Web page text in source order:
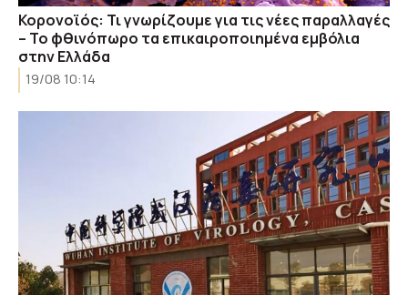
Κορονοϊός: Τι γνωρίζουμε για τις νέες παραλλαγές
– Το φθινόπωρο τα επικαιροποιημένα εμβόλια
στην Ελλάδα
19/08 10:14